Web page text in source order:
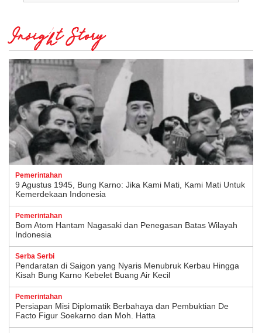
Insight Story
Pemerintahan
9 Agustus 1945, Bung Karno: Jika Kami Mati, Kami Mati Untuk
Kemerdekaan Indonesia
Pemerintahan
Bom Atom Hantam Nagasaki dan Penegasan Batas Wilayah
Indonesia
Serba Serbi
Pendaratan di Saigon yang Nyaris Menubruk Kerbau Hingga
Kisah Bung Karno Kebelet Buang Air Kecil
Pemerintahan
Persiapan Misi Diplomatik Berbahaya dan Pembuktian De
Facto Figur Soekarno dan Moh. Hatta